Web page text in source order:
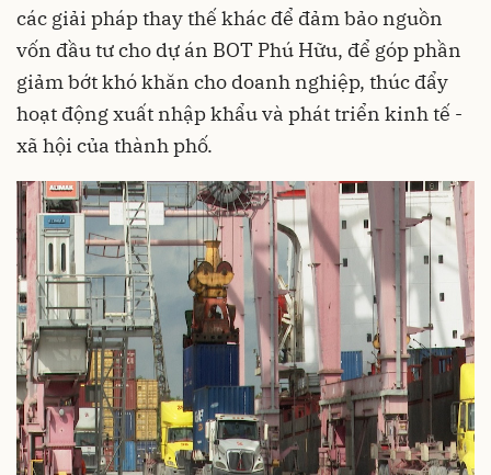
các giải pháp thay thế khác để đảm bảo nguồn
vốn đầu tư cho dự án BOT Phú Hữu, để góp phần
giảm bớt khó khăn cho doanh nghiệp, thúc đẩy
hoạt động xuất nhập khẩu và phát triển kinh tế -
xã hội của thành phố.